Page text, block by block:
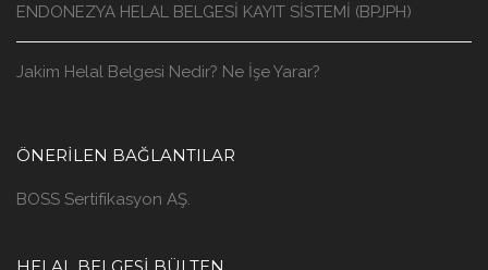
ENDONEZYA HELAL BELGESİ KAYIT SİSTEMİ (BPJPH)
Jakim Helal Belgesi Nedir? Ne İşe Yarar?
ÖNERILEN BAĞLANTILAR
BOSS Sertifikasyon AŞ.